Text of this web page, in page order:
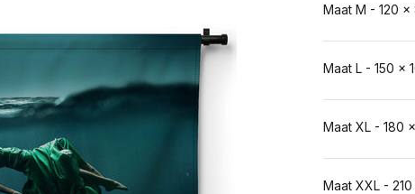
Maat M - 120 x
Maat L - 150 x
Maat XL - 180
Maat XXL -